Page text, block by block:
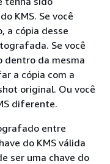
KMS. Se você
a cópia desse
Se você
dentro da mesma
a cópia com a
original. Ou você
diferente.
entre
do KMS válida
ser uma chave do